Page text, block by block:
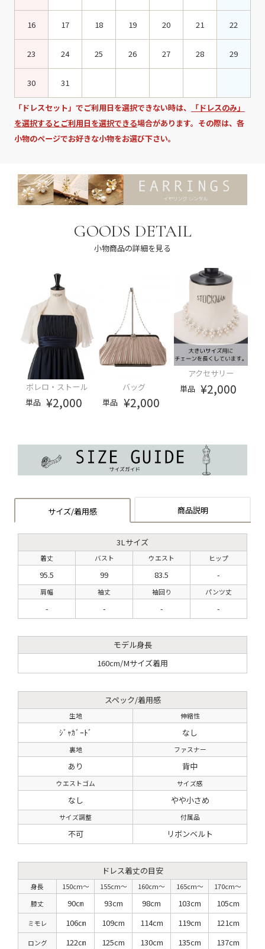
16 17 18 19 20 21 22
23 24 25 26 27 28 29
30 31
「ドレスセット」でご利用日を選択できない時は、
「ドレスのみ」
を選択するとご利用日を選択できる場合があります。その際は、各
小物のページでお好きな小物をお選び下さい。
GOODS DETAIL
小物商品の詳細を見る
ボレロ・ストール
単品 ¥2,000
バッグ
単品 ¥2,000
アクセサリー
単品 ¥2,000
サイズ/着用感 商品説明
3Lサイズ
着丈 バスト ウエスト ヒップ
95.5 99 83.5 -
肩幅 袖丈 袖回り パンツ丈
- - - -
モデル身長
160cm/Mサイズ着用
スペック/着用感
生地 伸縮性
ｼﾞｬｶﾞｰﾄﾞ なし
裏地 ファスナー
あり 背中
ウエストゴム サイズ感
なし やや小さめ
サイズ調整 付属品
不可 リボンベルト
ドレス着丈の目安
身長 150cm〜 155cm〜 160cm〜 165cm〜
170cm〜
膝丈
90㎝ 93cm 98cm 103cm 105cm
ミモレ 106㎝ 109cm 114cm 119cm 121cm
ロング 122㎝ 125cm 130cm 135cm 137cm